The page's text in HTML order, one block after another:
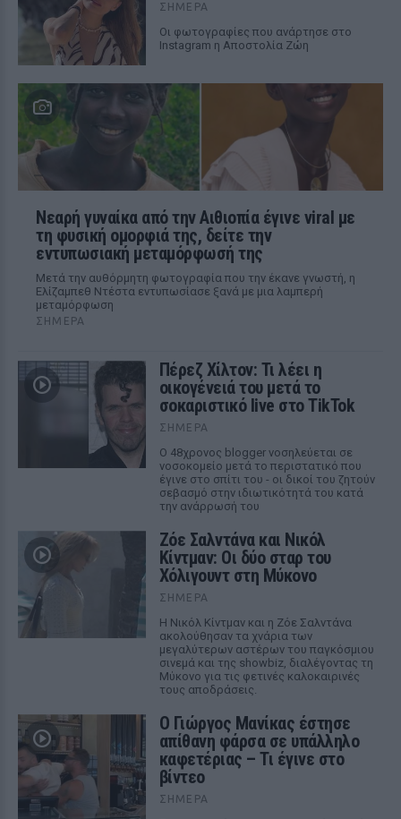
ΣΉΜΕΡΑ
Οι φωτογραφίες που ανάρτησε στο
Instagram η Αποστολία Ζώη
Νεαρή γυναίκα από την Αιθιοπία έγινε viral με
τη φυσική ομορφιά της, δείτε την
εντυπωσιακή μεταμόρφωσή της
Μετά την αυθόρμητη φωτογραφία που την έκανε γνωστή, η
Ελίζαμπεθ Ντέστα εντυπωσίασε ξανά με μια λαμπερή
μεταμόρφωση
ΣΉΜΕΡΑ
Πέρεζ Χίλτον: Τι λέει η
οικογένειά του μετά το
σοκαριστικό live στο TikTok
ΣΉΜΕΡΑ
Ο 48χρονος blogger νοσηλεύεται σε
νοσοκομείο μετά το περιστατικό που
έγινε στο σπίτι του - οι δικοί του ζητούν
σεβασμό στην ιδιωτικότητά του κατά
την ανάρρωσή του
Ζόε Σαλντάνα και Νικόλ
Κίντμαν: Οι δύο σταρ του
Χόλιγουντ στη Μύκονο
ΣΉΜΕΡΑ
Η Νικόλ Κίντμαν και η Ζόε Σαλντάνα
ακολούθησαν τα χνάρια των
μεγαλύτερων αστέρων του παγκόσμιου
σινεμά και της showbiz, διαλέγοντας τη
Μύκονο για τις φετινές καλοκαιρινές
τους αποδράσεις.
Ο Γιώργος Μανίκας έστησε
απίθανη φάρσα σε υπάλληλο
καφετέριας – Τι έγινε στο
βίντεο
ΣΉΜΕΡΑ